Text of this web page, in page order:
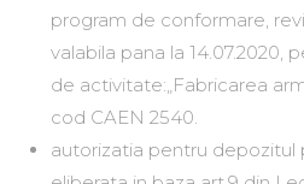
program de conformare,
valabila pana la 14.07.2020,
de activitate:„Fabricarea
cod CAEN 2540.
autorizatia pentru depozitul